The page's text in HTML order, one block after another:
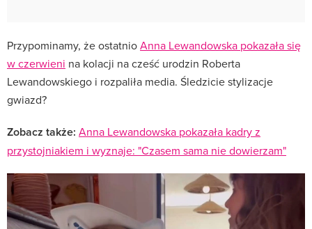
Przypominamy, że ostatnioAnna Lewandowska pokazała się
w czerwieni na kolacji na cześć urodzin Roberta
Lewandowskiego i rozpaliła media. Śledzicie stylizacje
gwiazd?
Zobacz także: Anna Lewandowska pokazała kadry z
przystojniakiem i wyznaje: "Czasem sama nie dowierzam"